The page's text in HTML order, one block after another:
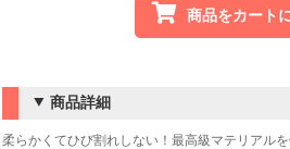
商品をカート
商品詳細
柔らかくてひび割れしない！最高級マテリアル